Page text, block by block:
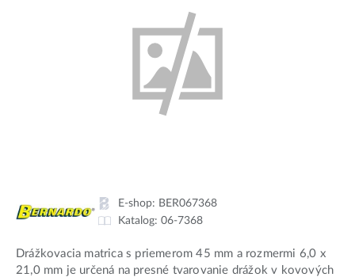
E-shop: BER067368
Katalog: 06-7368
Drážkovacia matrica s priemerom 45 mm a rozmermi 6,0 x
21,0 mm je určená na presné tvarovanie drážok v kovových